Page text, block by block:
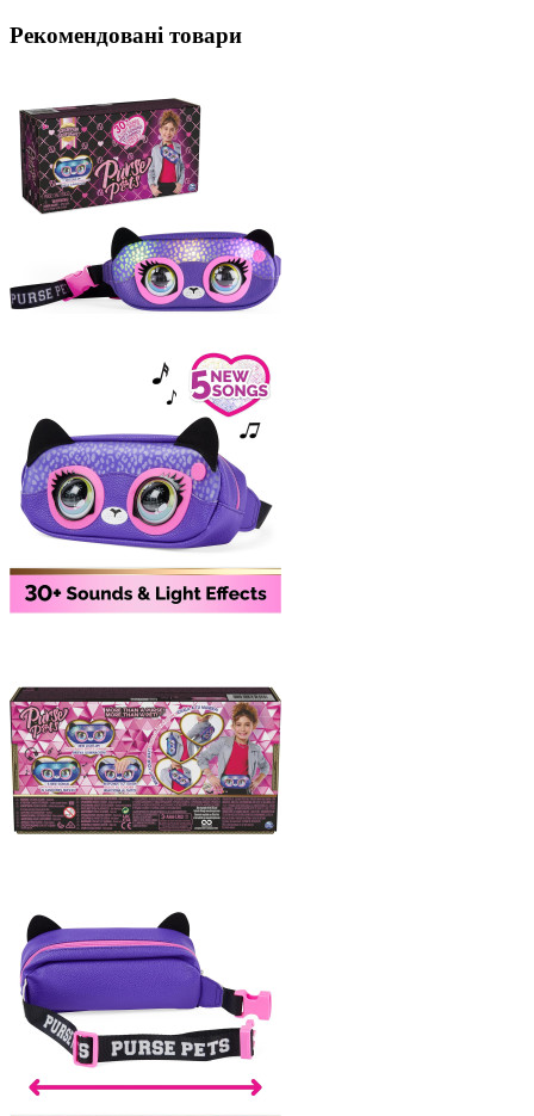
Рекомендовані товари